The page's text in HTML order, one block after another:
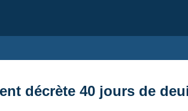
décrète 40 jours de